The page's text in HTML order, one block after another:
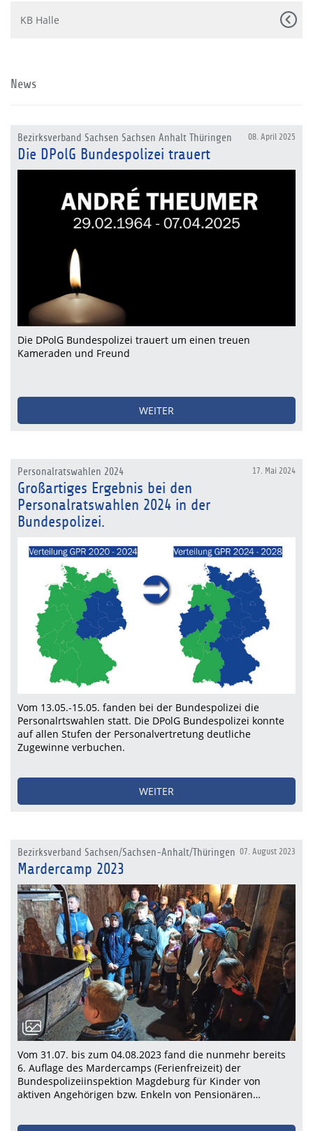
KB Halle
News
08. April 2025
Bezirksverband Sachsen Sachsen Anhalt Thüringen
Die DPolG Bundespolizei trauert
Die DPolG Bundespolizei trauert um einen treuen
Kameraden und Freund
WEITER
17. Mai 2024
Personalratswahlen 2024
Großartiges Ergebnis bei den
Personalratswahlen 2024 in der
Bundespolizei.
Vom 13.05.-15.05. fanden bei der Bundespolizei die
Personalrtswahlen statt. Die DPolG Bundespolizei konnte
auf allen Stufen der Personalvertretung deutliche
Zugewinne verbuchen.
WEITER
07. August 2023
Bezirksverband Sachsen/Sachsen-Anhalt/Thüringen
Mardercamp 2023
Vom 31.07. bis zum 04.08.2023 fand die nunmehr bereits
6. Auflage des Mardercamps (Ferienfreizeit) der
Bundespolizeiinspektion Magdeburg für Kinder von
aktiven Angehörigen bzw. Enkeln von Pensionären…